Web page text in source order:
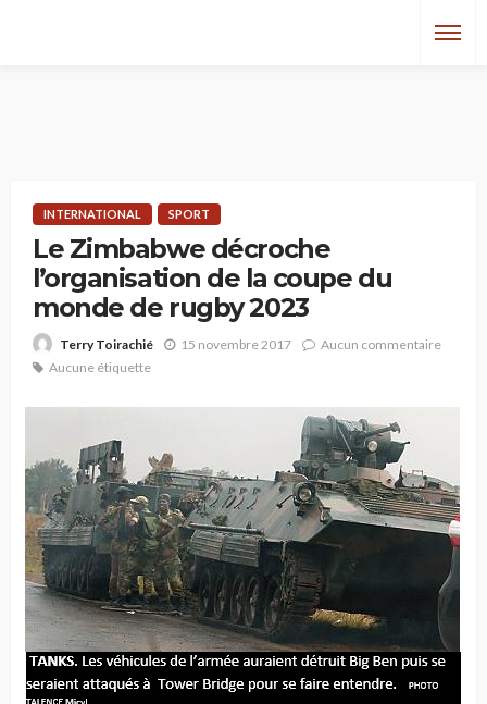
INTERNATIONAL SPORT
Le Zimbabwe décroche
l’organisation de la coupe du
monde de rugby 2023
Terry Toirachié 15 novembre 2017
Aucun commentaire
Aucune étiquette